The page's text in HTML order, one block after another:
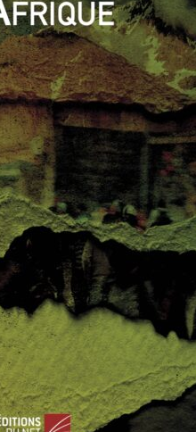
accord en succédant à un
a poussé le pays à prendre
sur son engagement
(le rôle des envoyés tels
qui permit un tel accord.
2002, causant la mort de
0
au sein de Boko Haram
Pourquoi une